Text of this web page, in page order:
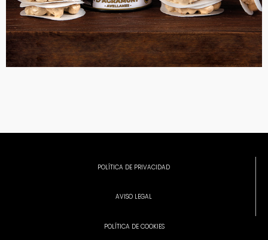
POLÍTICA DE PRIVACIDAD
AVISO LEGAL
POLÍTICA DE COOKIES